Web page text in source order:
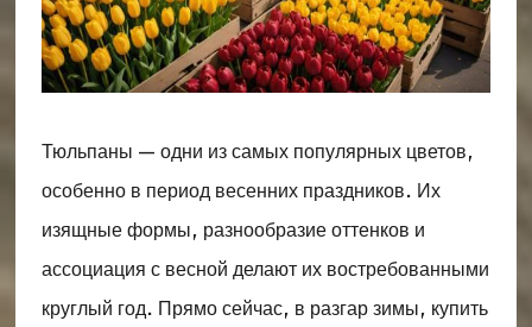
Тюльпаны — одни из самых популярных цветов,
особенно в период весенних праздников. Их
изящные формы, разнообразие оттенков и
ассоциация с весной делают их востребованными
круглый год. Прямо сейчас, в разгар зимы, купить